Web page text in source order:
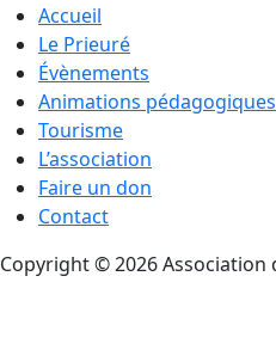
Accueil
Le Prieuré
Évènements
Animations pédagogiques
Tourisme
L’association
Faire un don
Contact
Copyright © 2026 Association